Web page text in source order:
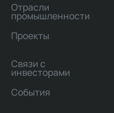
Отрасли
промышленности
Проекты
Связи с
инвесторами
События